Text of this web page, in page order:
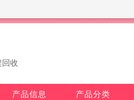
收
产品信息 产品分类